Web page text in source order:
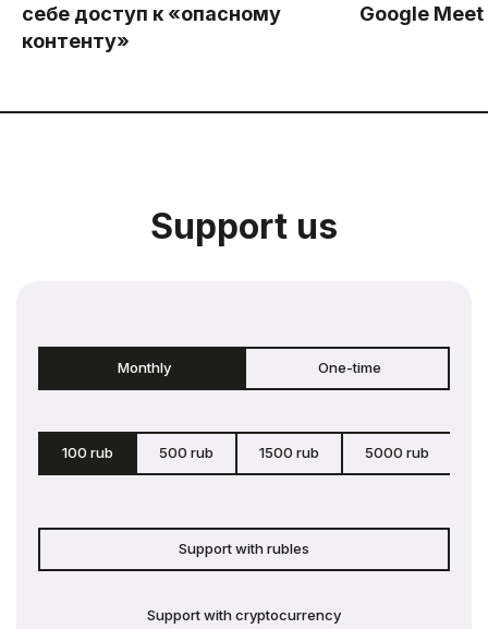
себе доступ к «опасному
контенту»
Google Meet
Support us
Monthly One-time
100 rub 500 rub 1500 rub 5000 rub
Support with rubles
Support with cryptocurrency